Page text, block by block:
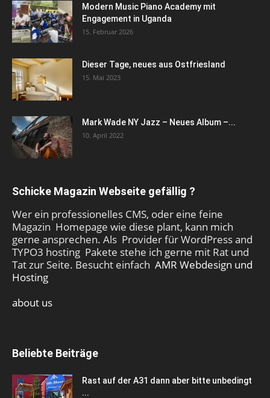
Modern Music Piano Academy mit
Engagement in Uganda
15. Februar 2026
Dieser Tage, neues aus Ostfriesland
15. Mai 2023
Mark Wade NY Jazz – Neues Album –...
10. April 2022
Schicke Magazin Webseite gefällig ?
Wer ein professionelles CMS, oder eine feine
Magazin Homepage wie diese plant, kann mich
gerne ansprechen. Als Provider für WordPress and
TYPO3 hosting Pakete stehe ich gerne mit Rat und
Tat zur Seite. Besucht einfach AMR Webdesign und
Hosting
about us
Beliebte Beiträge
Rast auf der A31 dann aber bitte unbedingt
...